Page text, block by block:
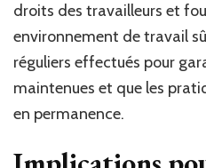
droits des travailleurs et
environnement de travail
réguliers effectués pour
maintenues et que les
en permanence.